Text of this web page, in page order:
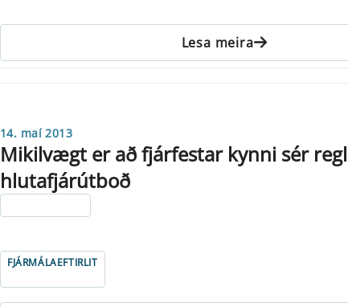
Lesa meira
14. maí 2013
Mikilvægt er að fjárfestar kynni sér
hlutafjárútboð
FJÁRMÁLAEFTIRLIT